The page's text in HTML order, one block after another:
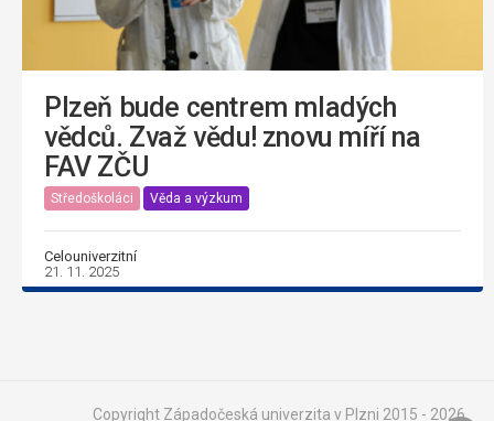
Plzeň bude centrem mladých
vědců. Zvaž vědu! znovu míří na
FAV ZČU
Středoškoláci Věda a výzkum
Celouniverzitní
21. 11. 2025
Copyright Západočeská univerzita v Plzni 2015 - 2026,